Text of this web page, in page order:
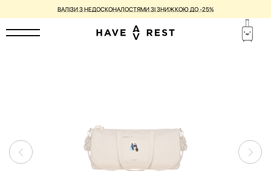
ГАРАНТІЯ 1 РІК ТА БЕЗКОШТОВНИЙ РЕМОНТ ДЛЯ КОЖНОЇ ВАЛІЗИ